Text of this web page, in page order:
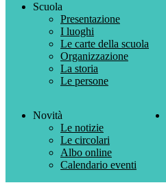
Scuola
Presentazione
I luoghi
Le carte della scuola
Organizzazione
La storia
Le persone
Novità
Le notizie
Le circolari
Albo online
Calendario eventi